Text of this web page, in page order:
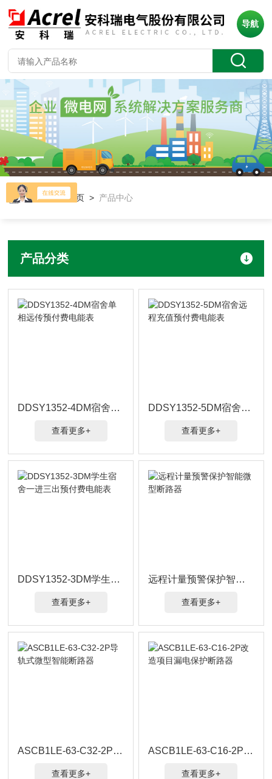
导航
当前位置：首页 > 产品中心
产品分类
DDSY1352-4DM宿舍单相远传预付费电能表
查看更多+
DDSY1352-5DM宿舍远程充值预付费电能表
查看更多+
DDSY1352-3DM学生宿舍一进三出预付费电能表
查看更多+
远程计量预警保护智能微型断路器
查看更多+
ASCB1LE-63-C32-2P导轨式微型智能断路器
查看更多+
ASCB1LE-63-C16-2P改造项目漏电保护断路器
查看更多+